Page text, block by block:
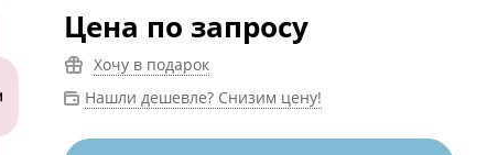
Цена по запросу
Хочу в подарок
Нашли дешевле? Снизим цену!